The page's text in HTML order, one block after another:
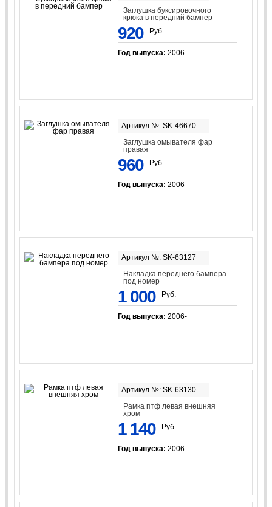
Заглушка буксировочного
крюка в передний бампер
920 Руб.
Год выпуска: 2006-
Артикул №: SK-46670
Заглушка омывателя фар
правая
960 Руб.
Год выпуска: 2006-
Артикул №: SK-63127
Накладка переднего бампера
под номер
1 000 Руб.
Год выпуска: 2006-
Артикул №: SK-63130
Рамка птф левая внешняя
хром
1 140 Руб.
Год выпуска: 2006-